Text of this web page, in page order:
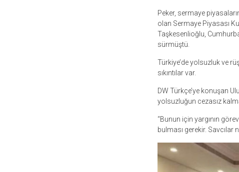
Peker, sermaye
olan Sermaye Piyasası
Taşkesenlioğlu,
sürmüştü.
Türkiye’de yolsuzluk ve
sıkıntılar var.
DW Türkçe’ye konuşan
yolsuzluğun cezasız
“Bunun için yargının
bulması gerekir. Savcılar